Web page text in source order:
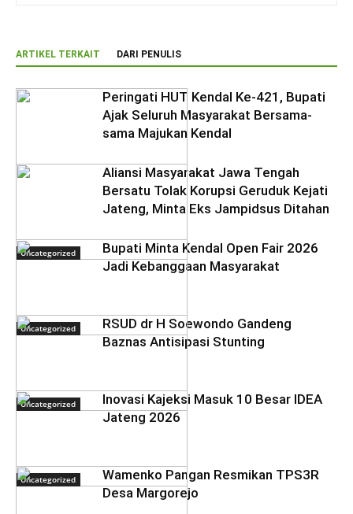
ARTIKEL TERKAIT DARI PENULIS
Uncategorized
Peringati HUT Kendal Ke-421, Bupati
Ajak Seluruh Masyarakat Bersama-
sama Majukan Kendal
Uncategorized
Aliansi Masyarakat Jawa Tengah
Bersatu Tolak Korupsi Geruduk Kejati
Jateng, Minta Eks Jampidsus Ditahan
Uncategorized
Bupati Minta Kendal Open Fair 2026
Jadi Kebanggaan Masyarakat
Uncategorized
RSUD dr H Soewondo Gandeng
Baznas Antisipasi Stunting
Inovasi Kajeksi Masuk 10 Besar IDEA
Jateng 2026
Wamenko Pangan Resmikan TPS3R
Desa Margorejo